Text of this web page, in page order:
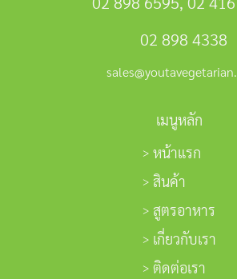
02 898 4338
เมนูหลัก
หน้าแรก
สินค้า
สูตรอาหาร
เกี่ยวกับเรา
ติดต่อเรา